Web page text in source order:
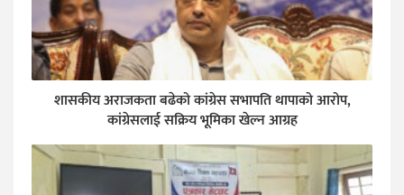
शासकीय अराजकता बढेको कांग्रेस सभापति थापाको आरोप,
कांग्रेसलाई सक्रिय भूमिका खेल्न आग्रह